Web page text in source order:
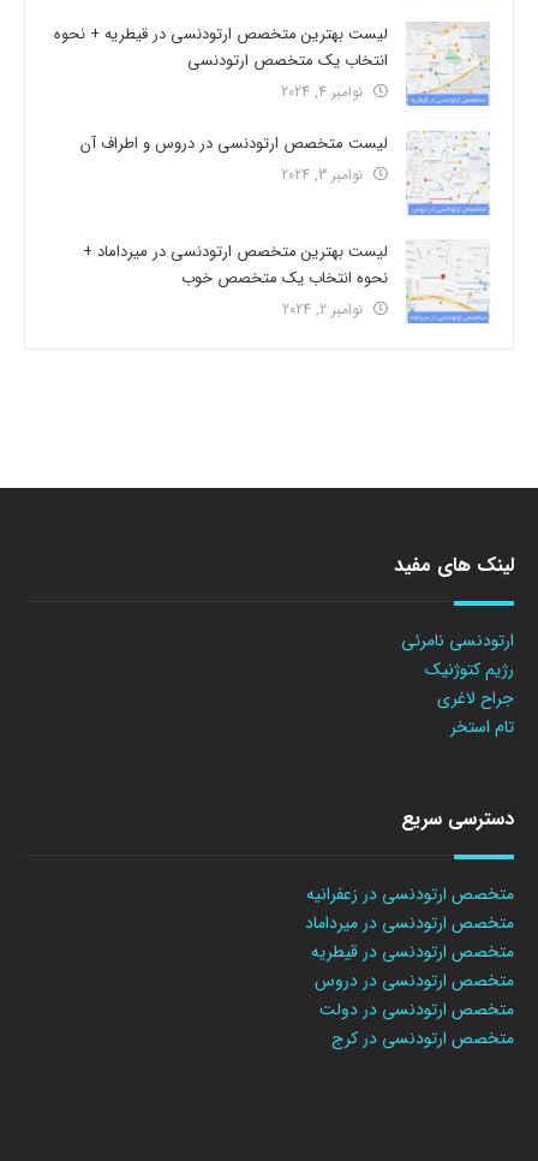
لیست بهترین متخصص ارتودنسی در قیطریه + نحوه
انتخاب یک متخصص ارتودنسی
نوامبر 4, 2024
لیست متخصص ارتودنسی در دروس و اطراف آن
نوامبر 3, 2024
لیست بهترین متخصص ارتودنسی در میرداماد +
نحوه انتخاب یک متخصص خوب
نوامبر 2, 2024
لینک های مفید
ارتودنسی نامرئی
رژیم کتوژنیک
جراح لاغری
تام استخر
دسترسی سریع
متخصص ارتودنسی در زعفرانیه
متخصص ارتودنسی در میرداماد
متخصص ارتودنسی در قیطریه
متخصص ارتودنسی در دروس
متخصص ارتودنسی در دولت
متخصص ارتودنسی در کرج